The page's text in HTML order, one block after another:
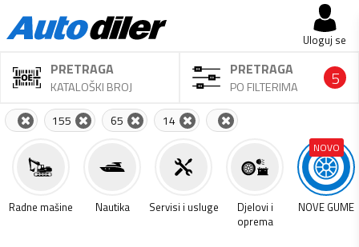
Uloguj se
PRETRAGA
KATALOŠKI BROJ
PRETRAGA
PO FILTERIMA 5
155 65 14
Radne mašine Nautika Servisi i usluge
Djelovi i
oprema
NOVO
NOVE GUME